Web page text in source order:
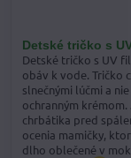
Detské tričko s
Detské tričko s UV
obáv k vode. Tričko
slnečnými lúčmi a
ochranným
chrbátika pred
ocenia mamičky,
dlho oblečené v